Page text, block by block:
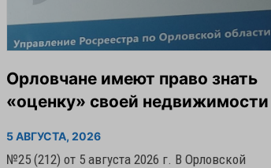
Орловчане имеют право знать
«оценку» своей недвижимости
5 АВГУСТА, 2026
№25 (212) от 5 августа 2026 г. В Орловской